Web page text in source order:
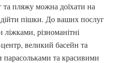
та пляжу можна доїхати на
пішки. До ваших послуг
різноманітні
великий басейн та
парасольками та красивими